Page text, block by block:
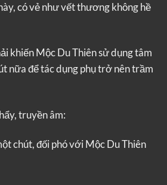
có vẻ như vết thương không hề
khiến Mộc Du Thiên sử dụng tâm
nữa để tác dụng phụ trở nên trầm
truyền âm:
chút, đối phó với Mộc Du Thiên